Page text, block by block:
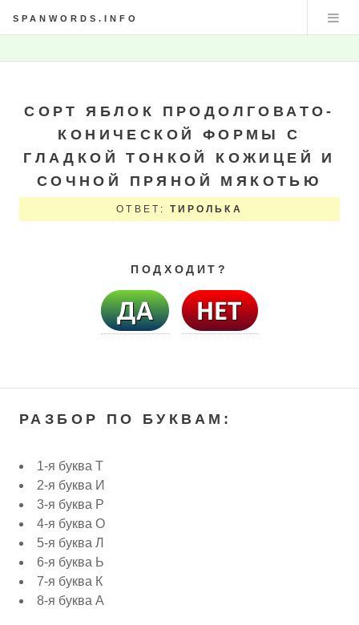
SPANWORDS.INFO
СОРТ ЯБЛОК ПРОДОЛГОВАТО-
КОНИЧЕСКОЙ ФОРМЫ С
ГЛАДКОЙ ТОНКОЙ КОЖИЦЕЙ И
СОЧНОЙ ПРЯНОЙ МЯКОТЬЮ
ОТВЕТ: ТИРОЛЬКА
ПОДХОДИТ?
РАЗБОР ПО БУКВАМ:
1-я буква Т
2-я буква И
3-я буква Р
4-я буква О
5-я буква Л
6-я буква Ь
7-я буква К
8-я буква А